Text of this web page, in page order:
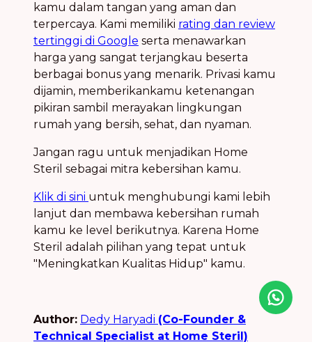
kamu dalam tangan yang aman dan
terpercaya. Kami memiliki rating dan review
tertinggi di Google serta menawarkan
harga yang sangat terjangkau beserta
berbagai bonus yang menarik. Privasi kamu
dijamin, memberikankamu ketenangan
pikiran sambil merayakan lingkungan
rumah yang bersih, sehat, dan nyaman.
Jangan ragu untuk menjadikan Home
Steril sebagai mitra kebersihan kamu.
Klik di sini untuk menghubungi kami lebih
lanjut dan membawa kebersihan rumah
kamu ke level berikutnya. Karena Home
Steril adalah pilihan yang tepat untuk
"Meningkatkan Kualitas Hidup" kamu.
Author: Dedy Haryadi (Co-Founder &
Technical Specialist at Home Steril)
Icon